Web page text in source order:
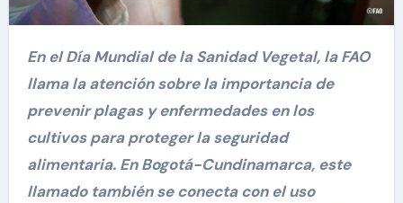
En el Día Mundial de la Sanidad Vegetal, la FAO
llama la atención sobre la importancia de
prevenir plagas y enfermedades en los
cultivos para proteger la seguridad
alimentaria. En Bogotá-Cundinamarca, este
llamado también se conecta con el uso